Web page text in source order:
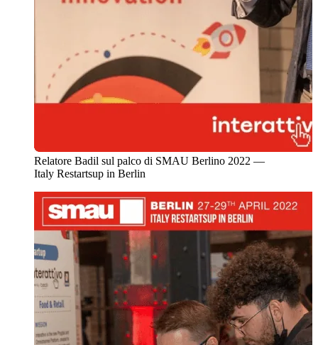
Relatore Badil sul palco di SMAU Berlino 2022 —
Italy Restartsup in Berlin